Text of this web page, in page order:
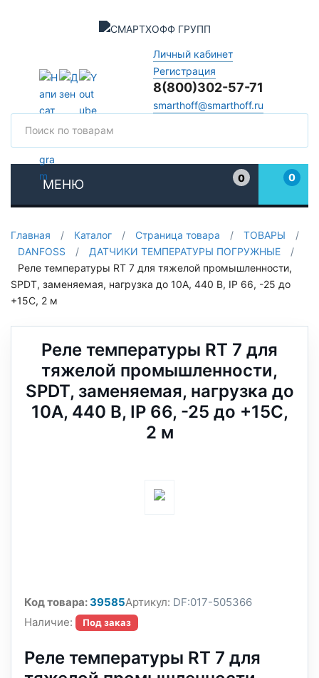
Личный кабинет
Регистрация
8(800)302-57-71
smarthoff@smarthoff.ru
МЕНЮ
0
0
Главная / Каталог / Страница товара / ТОВАРЫ
/
DANFOSS
/ ДАТЧИКИ ТЕМПЕРАТУРЫ ПОГРУЖНЫЕ
/
Реле температуры RT 7 для тяжелой промышленности,
SPDT, заменяемая, нагрузка до 10А, 440 В, IP 66, -25 до
+15С, 2 м
Реле температуры RT 7 для
тяжелой промышленности,
SPDT, заменяемая, нагрузка до
10А, 440 В, IP 66, -25 до +15С,
2 м
Код товара:39585Артикул: DF:017-505366
Наличие:
Под заказ
Реле температуры RT 7 для